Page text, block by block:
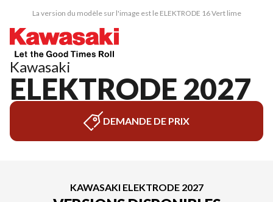
La version du modèle sur l'image est le ELEKTRODE 16 Vert lime
Kawasaki
ELEKTRODE 2027
DEMANDE DE PRIX
KAWASAKI ELEKTRODE 2027